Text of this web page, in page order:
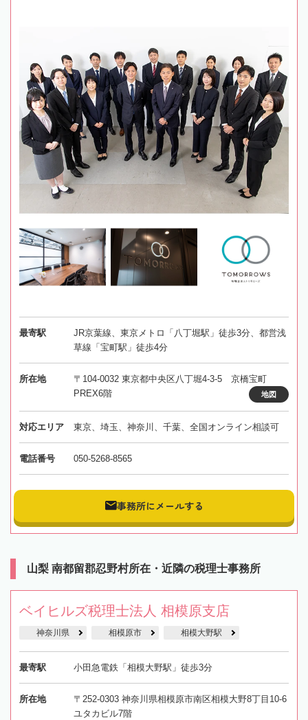
最寄駅
JR京葉線、東京メトロ「八丁堀駅」徒歩3分、都営浅
草線「宝町駅」徒歩4分
所在地
〒104-0032 東京都中央区八丁堀4-3-5 京橋宝町
PREX6階
地図
対応エリア 東京、埼玉、神奈川、千葉、全国オンライン相談可
電話番号 050-5268-8565
事務所にメールする
山梨 南都留郡忍野村所在・近隣の税理士事務所
ベイヒルズ税理士法人 相模原支店
神奈川県 相模原市 相模大野駅
最寄駅 小田急電鉄「相模大野駅」徒歩3分
所在地
〒252-0303 神奈川県相模原市南区相模大野8丁目10-6
ユタカビル7階